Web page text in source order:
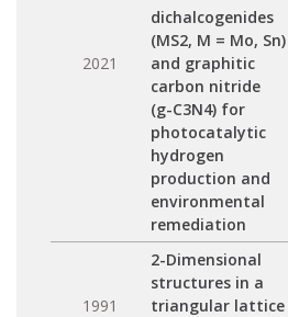
2021
dichalcogenides
(MS2, M = Mo, Sn)
and graphitic
carbon nitride
(g-C3N4) for
photocatalytic
hydrogen
production and
environmental
remediation
1991
2-Dimensional
structures in a
triangular lattice